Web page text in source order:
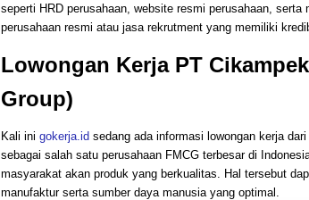
seperti HRD perusahaan, website resmi perusahaan,
perusahaan resmi atau jasa rekrutment yang memiliki
Lowongan Kerja PT
Group)
Kali ini gokerja.id sedang ada informasi lowongan kerja
sebagai salah satu perusahaan FMCG terbesar di
masyarakat akan produk yang berkualitas. Hal tersebut
manufaktur serta sumber daya manusia yang optimal.